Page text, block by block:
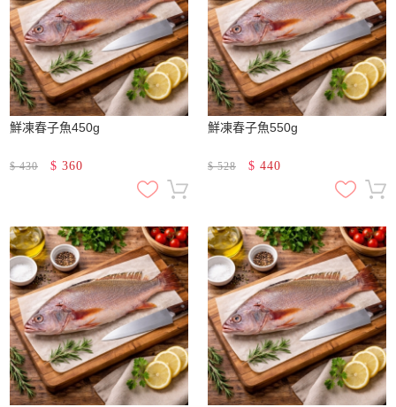
鮮凍春子魚450g
$430 $ 360
鮮凍春子魚550g
$528 $ 440